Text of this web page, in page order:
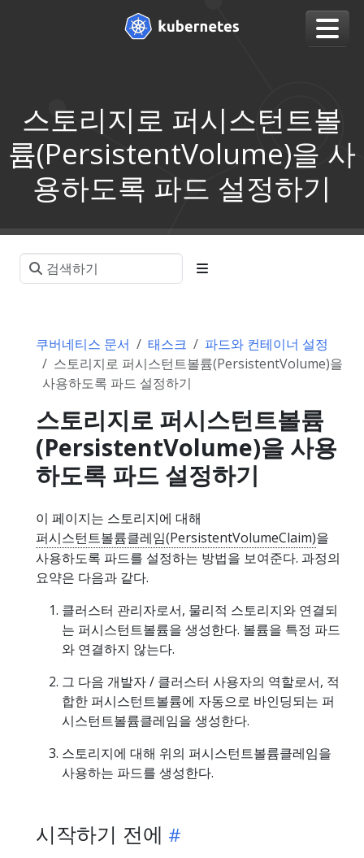
스토리지로 퍼시스턴트볼
륨(PersistentVolume)을 사
용하도록 파드 설정하기
쿠버네티스 문서 태스크
파드와 컨테이너 설정
스토리지로 퍼시스턴트볼륨(PersistentVolume)을
사용하도록 파드 설정하기
스토리지로 퍼시스턴트볼륨
(PersistentVolume)을 사용
하도록 파드 설정하기
이 페이지는 스토리지에 대해
퍼시스턴트볼륨클레임(PersistentVolumeClaim)을
사용하도록 파드를 설정하는 방법을 보여준다. 과정의
요약은 다음과 같다.
클러스터 관리자로서, 물리적 스토리지와 연결되
는 퍼시스턴트볼륨을 생성한다. 볼륨을 특정 파드
와 연결하지 않는다.
그 다음 개발자 / 클러스터 사용자의 역할로서, 적
합한 퍼시스턴트볼륨에 자동으로 바인딩되는 퍼
시스턴트볼륨클레임을 생성한다.
스토리지에 대해 위의 퍼시스턴트볼륨클레임을
사용하는 파드를 생성한다.
시작하기 전에